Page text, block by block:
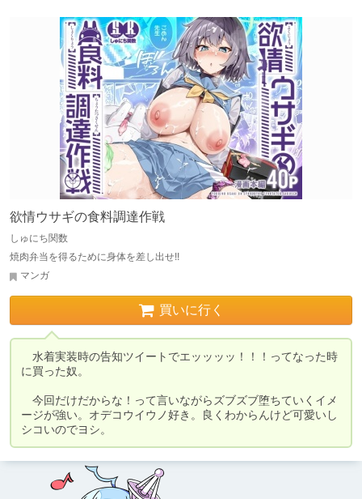
欲情ウサギの食料調達作戦
しゅにち関数
焼肉弁当を得るために身体を差し出せ!!
マンガ
買いに行く
水着実装時の告知ツイートでエッッッッ！！！ってなった時
に買った奴。
今回だけだからな！って言いながらズブズブ堕ちていくイメ
ージが強い。オデコウイウノ好き。良くわからんけど可愛いし
シコいのでヨシ。